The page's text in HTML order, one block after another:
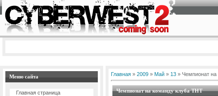
Меню сайта
Главная страница
Главная » 2009 » Май » 13 » Чемпионат
Чемпионат на команду клуба ТНТ